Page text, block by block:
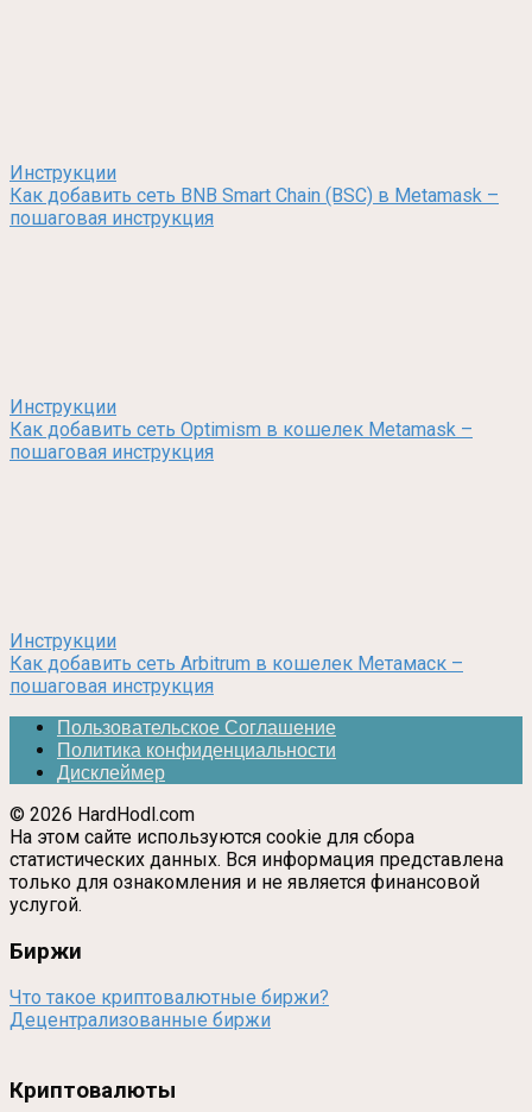
Инструкции
Как добавить сеть BNB Smart Chain (BSC) в Metamask –
пошаговая инструкция
Инструкции
Как добавить сеть Optimism в кошелек Metamask –
пошаговая инструкция
Инструкции
Как добавить сеть Arbitrum в кошелек Метамаск –
пошаговая инструкция
Пользовательское Соглашение
Политика конфиденциальности
Дисклеймер
© 2026 HardHodl.com
На этом сайте используются cookie для сбора
статистических данных. Вся информация представлена
только для ознакомления и не является финансовой
услугой.
Биржи
Что такое криптовалютные биржи?
Децентрализованные биржи
Криптовалюты